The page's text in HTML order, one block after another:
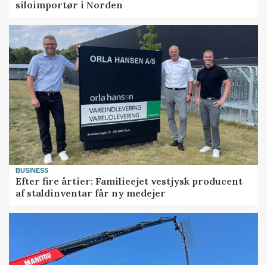
siloimportør i Norden
BUSINESS
Efter fire årtier: Familieejet vestjysk producent
af staldinventar får ny medejer